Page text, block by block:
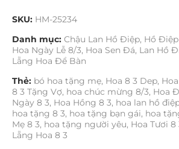
SKU: HM-25234
Danh mục: Chậu Lan Hồ Điệp, Hồ Điệp
Hoa Ngày Lễ 8/3, Hoa Sen Đá, Lan Hồ
Lẵng Hoa Để Bàn
Thẻ: bó hoa tặng mẹ, Hoa 8 3 Dep,
8 3 Tặng Vợ, hoa chúc mừng 8/3, Hoa
Ngày 8 3, Hoa Hồng 8 3, hoa lan hồ
hoa tặng 8 3, hoa tặng bạn gái, hoa
Mẹ 8 3, hoa tặng người yêu, Hoa Tươi 8
Lẵng Hoa 8 3